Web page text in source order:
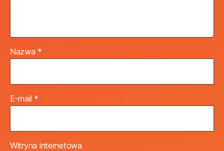
Nazwa *
E-mail *
Witryna internetowa